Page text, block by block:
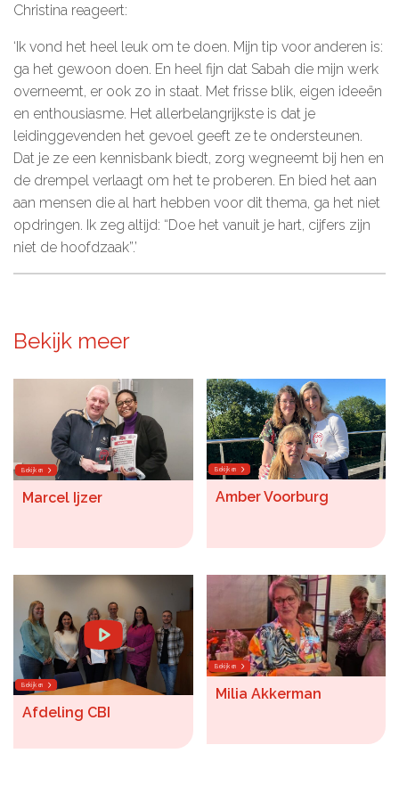
Christina reageert:
‘Ik vond het heel leuk om te doen. Mijn tip voor anderen is:
ga het gewoon doen. En heel fijn dat Sabah die mijn werk
overneemt, er ook zo in staat. Met frisse blik, eigen ideeën
en enthousiasme. Het allerbelangrijkste is dat je
leidinggevenden het gevoel geeft ze te ondersteunen.
Dat je ze een kennisbank biedt, zorg wegneemt bij hen en
de drempel verlaagt om het te proberen. En bied het aan
aan mensen die al hart hebben voor dit thema, ga het niet
opdringen. Ik zeg altijd: “Doe het vanuit je hart, cijfers zijn
niet de hoofdzaak”.’
Bekijk meer
Bekijken
Marcel Ijzer
Bekijken
Amber Voorburg
Bekijken
Afdeling CBI
Bekijken
Milia Akkerman